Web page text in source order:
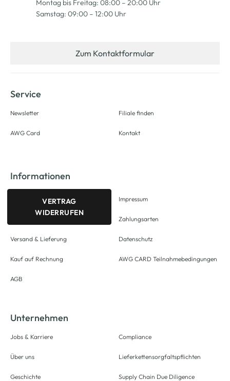
Montag bis Freitag: 08:00 – 20:00 Uhr
Samstag: 09:00 – 12:00 Uhr
Zum Kontaktformular
Service
Newsletter
AWG Card
Filiale finden
Kontakt
Informationen
VERTRAG
WIDERRUFEN
Versand & Lieferung
Kauf auf Rechnung
AGB
Impressum
Zahlungsarten
Datenschutz
AWG CARD Teilnahmebedingungen
Unternehmen
Jobs & Karriere
Über uns
Geschichte
Compliance
Lieferkettensorgfaltspflichten
Supply Chain Due Diligence